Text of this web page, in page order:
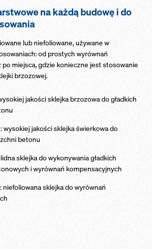
na każdą budowę i do
lub niefoliowane, używane w
od prostych wyrównań
miejsca, gdzie konieczne jest stosowanie
brzozowej.
jakości sklejka brzozowa do gładkich
wysokiej jakości sklejka świerkowa do
betonu
sklejka do wykonywania gładkich
i wyrównań kompensacyjnych
niefoliowana sklejka do wyrównań